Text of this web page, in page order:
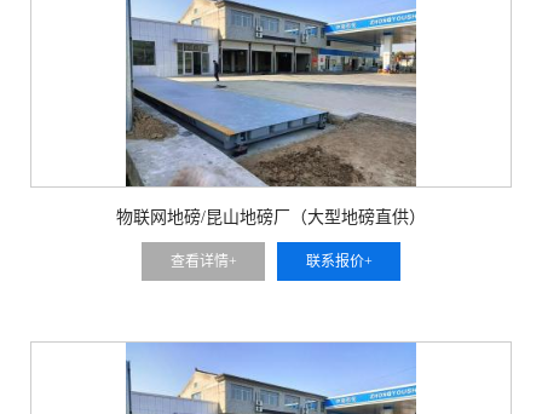
物联网地磅/昆山地磅厂（大型地磅直供）
查看详情+ 联系报价+